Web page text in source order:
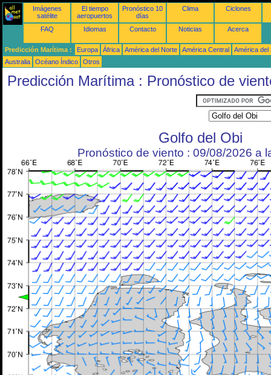
Imágenes
satélite
El tiempo
aeropuertos
Pronóstico 10
días
Clima Ciclones
FAQ Idiomas Contacto Noticias Acerca
Predicción Marítima : Europa África América del Norte América Central
América del
Australia
Océano Índico Otros
Predicción Marítima : Pronóstico de
Golfo del Obi
Pronóstico de viento : 09/08/2026 a